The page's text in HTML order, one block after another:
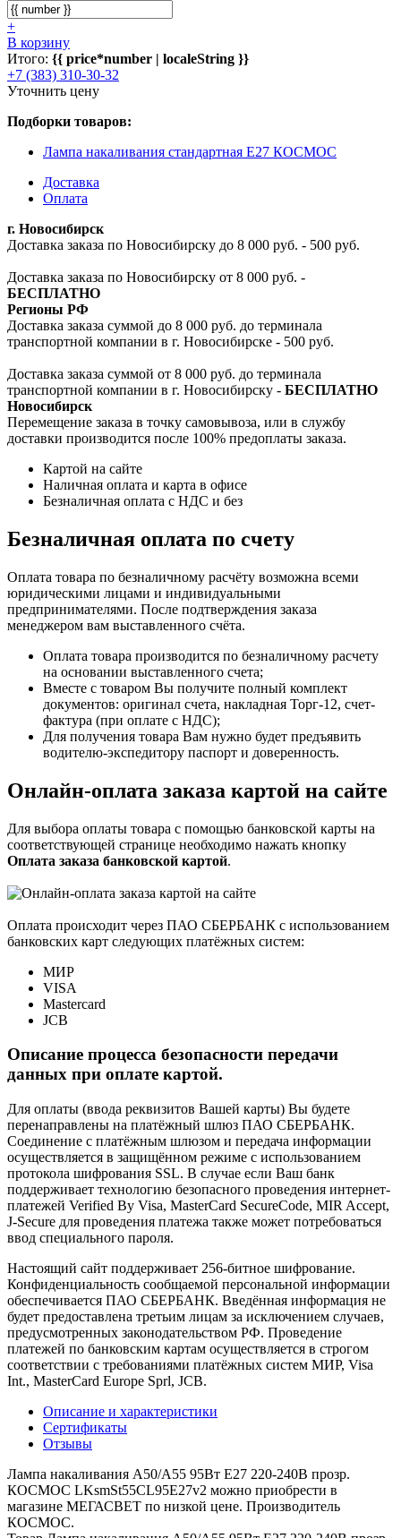
+
В корзину
Итого: {{ price*number | localeString }}
+7 (383) 310-30-32
Уточнить цену
Подборки товаров:
Лампа накаливания стандартная E27 КОСМОС
Доставка
Оплата
г. Новосибирск
Доставка заказа по Новосибирску до 8 000 руб. - 500 руб.
Доставка заказа по Новосибирску от 8 000 руб. -
БЕСПЛАТНО
Регионы РФ
Доставка заказа суммой до 8 000 руб. до терминала
транспортной компании в г. Новосибирске - 500 руб.
Доставка заказа суммой от 8 000 руб. до терминала
транспортной компании в г. Новосибирску - БЕСПЛАТНО
Новосибирск
Перемещение заказа в точку самовывоза, или в службу
доставки производится после 100% предоплаты заказа.
Картой на сайте
Наличная оплата и карта в офисе
Безналичная оплата с НДС и без
Безналичная оплата по счету
Оплата товара по безналичному расчёту возможна всеми
юридическими лицами и индивидуальными
предпринимателями. После подтверждения заказа
менеджером вам выставленного счёта.
Оплата товара производится по безналичному расчету
на основании выставленного счета;
Вместе с товаром Вы получите полный комплект
документов: оригинал счета, накладная Торг-12, счет-
фактура (при оплате с НДС);
Для получения товара Вам нужно будет предъявить
водителю-экспедитору паспорт и доверенность.
Онлайн-оплата заказа картой на сайте
Для выбора оплаты товара с помощью банковской карты на
соответствующей странице необходимо нажать кнопку
Оплата заказа банковской картой.
Оплата происходит через ПАО СБЕРБАНК с использованием
банковских карт следующих платёжных систем:
МИР
VISA
Mastercard
JCB
Описание процесса безопасности передачи
данных при оплате картой.
Для оплаты (ввода реквизитов Вашей карты) Вы будете
перенаправлены на платёжный шлюз ПАО СБЕРБАНК.
Соединение с платёжным шлюзом и передача информации
осуществляется в защищённом режиме с использованием
протокола шифрования SSL. В случае если Ваш банк
поддерживает технологию безопасного проведения интернет-
платежей Verified By Visa, MasterCard SecureCode, MIR Accept,
J-Secure для проведения платежа также может потребоваться
ввод специального пароля.
Настоящий сайт поддерживает 256-битное шифрование.
Конфиденциальность сообщаемой персональной информации
обеспечивается ПАО СБЕРБАНК. Введённая информация не
будет предоставлена третьим лицам за исключением случаев,
предусмотренных законодательством РФ. Проведение
платежей по банковским картам осуществляется в строгом
соответствии с требованиями платёжных систем МИР, Visa
Int., MasterCard Europe Sprl, JCB.
Описание и характеристики
Сертификаты
Отзывы
Лампа накаливания A50/A55 95Вт E27 220-240В прозр.
КОСМОС LKsmSt55CL95E27v2 можно приобрести в
магазине МЕГАСВЕТ по низкой цене. Производитель
КОСМОС.